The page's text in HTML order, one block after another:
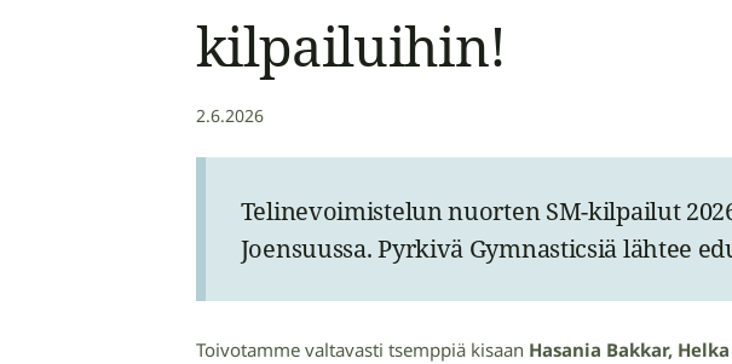
kilpailuihin!
2.6.2026
Telinevoimistelun nuorten SM-kilpailut
Joensuussa. Pyrkivä Gymnasticsiä lähtee
Toivotamme valtavasti tsemppiä kisaan Hasania Bakkar,